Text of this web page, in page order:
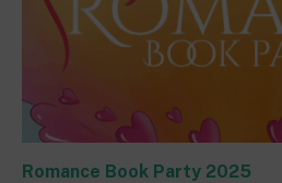
Romance Book Party 2025